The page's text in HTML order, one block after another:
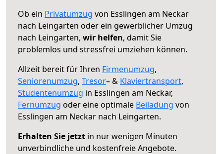
Ob ein Privatumzug von Esslingen am Neckar
nach Leingarten oder ein gewerblicher Umzug
nach Leingarten, wir helfen, damit Sie
problemlos und stressfrei umziehen können.
Allzeit bereit für Ihren Firmenumzug,
Seniorenumzug, Tresor– & Klaviertransport,
Studentenumzug in Esslingen am Neckar,
Fernumzug oder eine optimale Beiladung von
Esslingen am Neckar nach Leingarten.
Erhalten Sie jetzt in nur wenigen Minuten
unverbindliche und kostenfreie Angebote.